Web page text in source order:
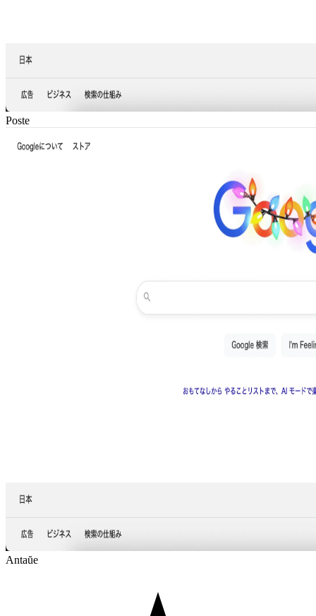
Poste
Antaŭe